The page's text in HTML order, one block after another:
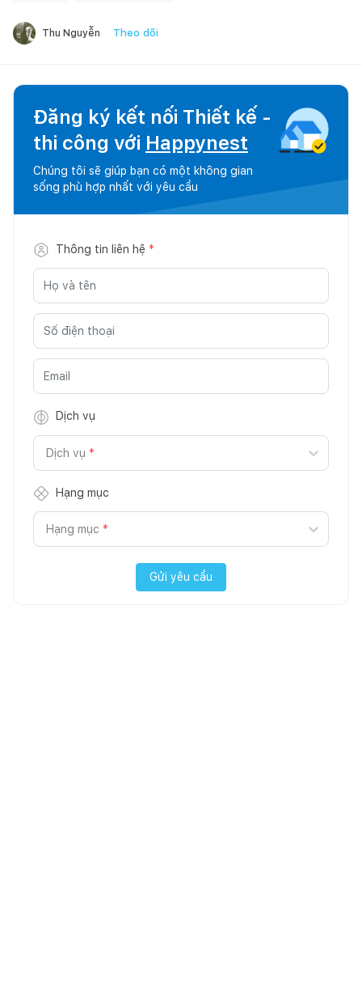
Thu Nguyễn Theo dõi
Đăng ký kết nối Thiết kế -
thi công với Happynest
Chúng tôi sẽ giúp bạn có một không gian
sống phù hợp nhất với yêu cầu
Thông tin liên hệ *
Dịch vụ
Dịch vụ *
Hạng mục
Hạng mục *
Gửi yêu cầu